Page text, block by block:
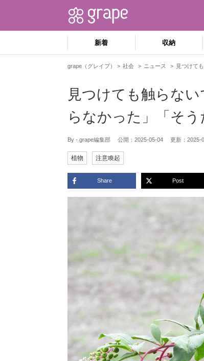
新着 収納
grape（グレイプ） 社会 ニュース 見つけて
見つけても触らな
らなかった」「そう
By - grape編集部 公開： 2025-05-04 更新： 2025-
植物 注意喚起
Share Post